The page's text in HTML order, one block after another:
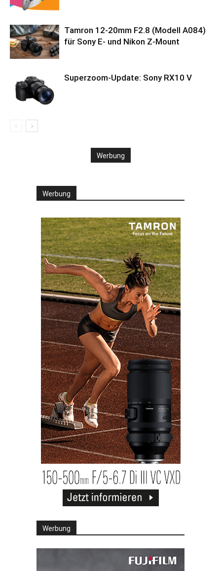
Tamron 12-20mm F2.8 (Modell A084)
für Sony E- und Nikon Z-Mount
Superzoom-Update: Sony RX10 V
Werbung
Werbung
Werbung